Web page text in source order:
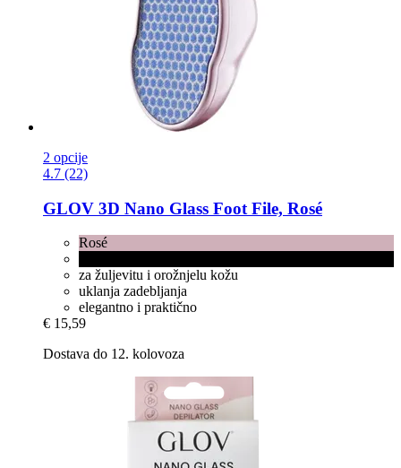
2 opcije
4.7 (22)
GLOV 3D Nano Glass Foot File, Rosé
Rosé
za žuljevitu i orožnjelu kožu
uklanja zadebljanja
elegantno i praktično
€ 15,59
Dostava do 12. kolovoza